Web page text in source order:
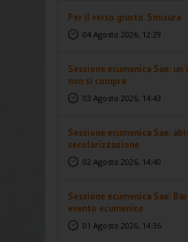
Per il verso giusto. Smisura
04 Agosto 2026, 12:29
Sessione ecumenica Sae:
non si compra
03 Agosto 2026, 14:43
Sessione ecumenica Sae:
secolarizzazione
02 Agosto 2026, 14:40
Sessione ecumenica Sae:
evento ecumenico
01 Agosto 2026, 14:36